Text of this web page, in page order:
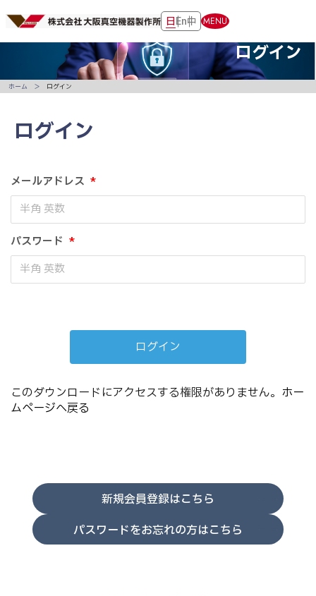
日En中 MENU
ログイン
ログイン
メールアドレス *
パスワード *
このダウンロードにアクセスする権限がありません。 ホー
ムページへ戻る
新規会員登録はこちら
パスワードをお忘れの方はこちら
ホーム ログイン